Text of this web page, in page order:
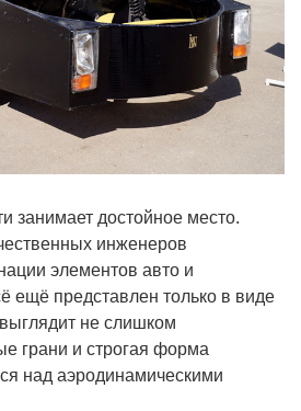
занимает достойное место.
инженеров
элементов авто и
ещё представлен только в виде
не слишком
грани и строгая форма
над аэродинамическими